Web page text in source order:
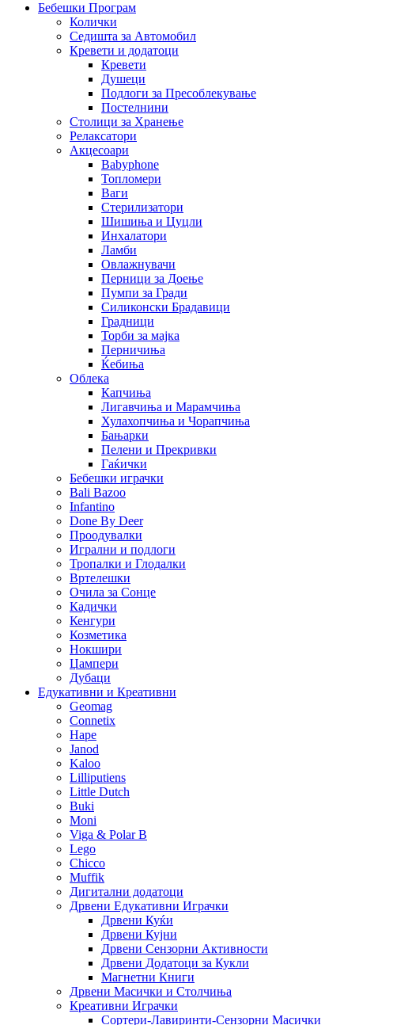
Бебешки Програм
Колички
Седишта за Автомобил
Кревети и додатоци
Кревети
Душеци
Подлоги за Пресоблекување
Постелнини
Столици за Хранење
Релаксатори
Акцесоари
Babyphone
Топломери
Ваги
Стерилизатори
Шишиња и Цуцли
Инхалатори
Ламби
Овлажнувачи
Перници за Доење
Пумпи за Гради
Силиконски Брадавици
Градници
Торби за мајка
Перничиња
Ќебиња
Облека
Капчиња
Лигавчиња и Марамчиња
Хулахопчиња и Чорапчиња
Бањарки
Пелени и Прекривки
Гаќички
Бебешки играчки
Bali Bazoo
Infantino
Done By Deer
Проодувалки
Игрални и подлоги
Тропалки и Глодалки
Вртелешки
Очила за Сонце
Кадички
Кенгури
Козметика
Нокшири
Џампери
Дубаци
Едукативни и Креативни
Geomag
Connetix
Hape
Janod
Kaloo
Lilliputiens
Little Dutch
Buki
Moni
Viga & Polar B
Lego
Chicco
Muffik
Дигитални додатоци
Дрвени Едукативни Играчки
Дрвени Куќи
Дрвени Кујни
Дрвени Сензорни Активности
Дрвени Додатоци за Кукли
Магнетни Книги
Дрвени Масички и Столчиња
Креативни Играчки
Сортери-Лавиринти-Сензорни Масички